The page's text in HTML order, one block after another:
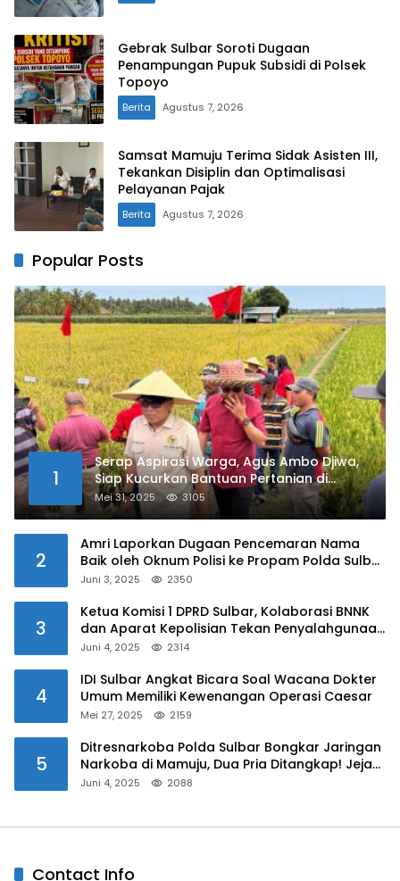
Gebrak Sulbar Soroti Dugaan
Penampungan Pupuk Subsidi di Polsek
Topoyo
Berita Agustus 7, 2026
Samsat Mamuju Terima Sidak Asisten III,
Tekankan Disiplin dan Optimalisasi
Pelayanan Pajak
Berita Agustus 7, 2026
Popular Posts
1
Serap Aspirasi Warga, Agus Ambo Djiwa,
Siap Kucurkan Bantuan Pertanian di
Kalukku
Mei 31, 2025 3105
2
Amri Laporkan Dugaan Pencemaran Nama
Baik oleh Oknum Polisi ke Propam Polda Sulbar
Juni 3, 2025 2350
3
Ketua Komisi 1 DPRD Sulbar, Kolaborasi BNNK
dan Aparat Kepolisian Tekan Penyalahgunaan
Juni 4, 2025 2314
4
IDI Sulbar Angkat Bicara Soal Wacana Dokter
Umum Memiliki Kewenangan Operasi Caesar
Mei 27, 2025 2159
5
Ditresnarkoba Polda Sulbar Bongkar Jaringan
Narkoba di Mamuju, Dua Pria Ditangkap! Jejak
Juni 4, 2025 2088
Contact Info